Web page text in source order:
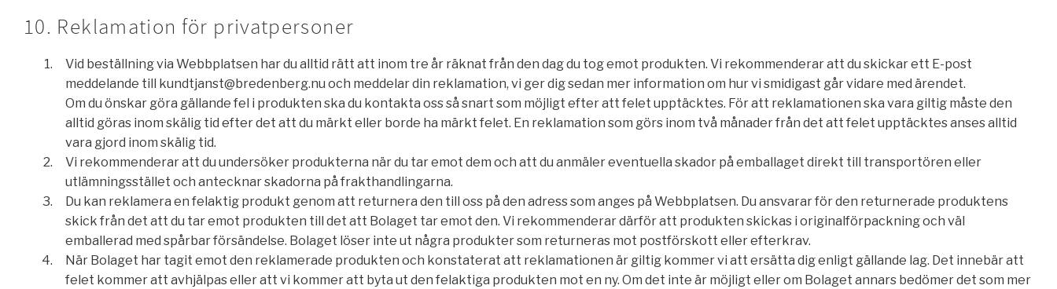
10. Reklamation för privatpersoner
Vid beställning via Webbplatsen har du alltid rätt att inom tre år räknat från den dag du tog emot produkten. Vi rekommenderar att du skickar ett E-post
meddelande till kundtjanst@bredenberg.nu och meddelar din reklamation, vi ger dig sedan mer information om hur vi smidigast går vidare med ärendet.
Om du önskar göra gällande fel i produkten ska du kontakta oss så snart som möjligt efter att felet upptäcktes. För att reklamationen ska vara giltig måste den
alltid göras inom skälig tid efter det att du märkt eller borde ha märkt felet. En reklamation som görs inom två månader från det att felet upptäcktes anses alltid
vara gjord inom skälig tid.
Vi rekommenderar att du undersöker produkterna när du tar emot dem och att du anmäler eventuella skador på emballaget direkt till transportören eller
utlämningsstället och antecknar skadorna på frakthandlingarna.
Du kan reklamera en felaktig produkt genom att returnera den till oss på den adress som anges på Webbplatsen. Du ansvarar för den returnerade produktens
skick från det att du tar emot produkten till det att Bolaget tar emot den. Vi rekommenderar därför att produkten skickas i originalförpackning och väl
emballerad med spårbar försändelse. Bolaget löser inte ut några produkter som returneras mot postförskott eller efterkrav.
När Bolaget har tagit emot den reklamerade produkten och konstaterat att reklamationen är giltig kommer vi att ersätta dig enligt gällande lag. Det innebär att
felet kommer att avhjälpas eller att vi kommer att byta ut den felaktiga produkten mot en ny. Om det inte är möjligt eller om Bolaget annars bedömer det som mer